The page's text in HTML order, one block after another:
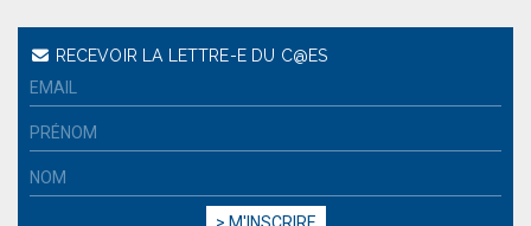
RECEVOIR LA LETTRE-E DU C@ES